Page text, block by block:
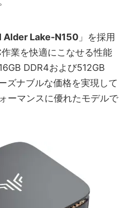
Alder Lake-N150 」を採用
業を快適にこなせる性能
DDR4および512GB
ズナブルな価格を実現して
ーマンスに優れたモデルで